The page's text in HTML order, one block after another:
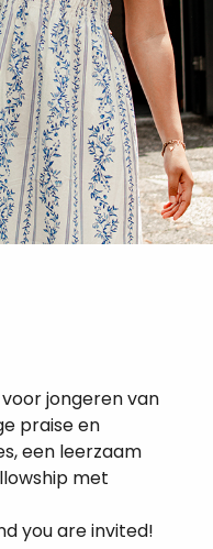
jongeren van
praise en
een leerzaam
met
you are invited!